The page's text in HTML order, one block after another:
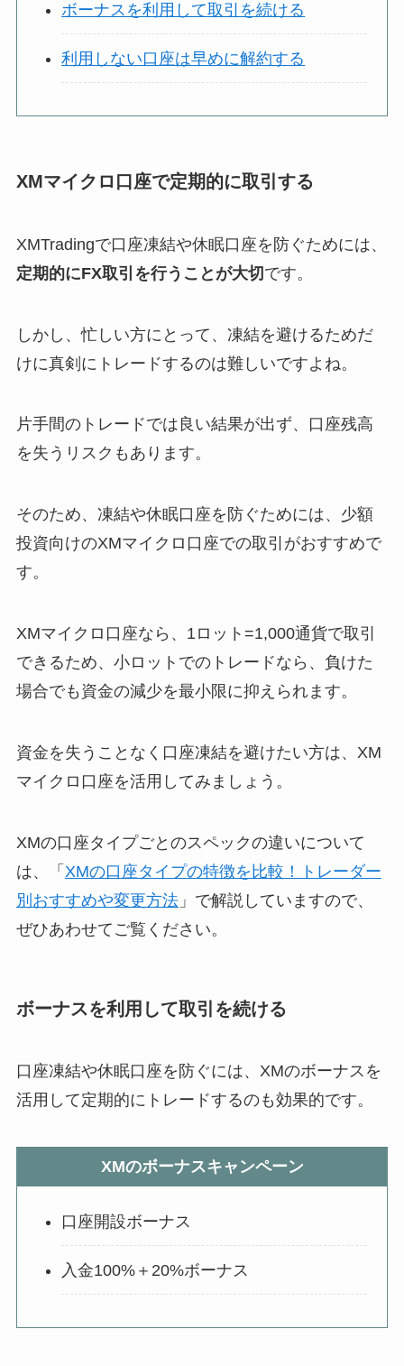
ボーナスを利用して取引を続ける
利用しない口座は早めに解約する
XMマイクロ口座で定期的に取引する
XMTradingで口座凍結や休眠口座を防ぐためには、
定期的にFX取引を行うことが大切です。
しかし、忙しい方にとって、凍結を避けるためだ
けに真剣にトレードするのは難しいですよね。
片手間のトレードでは良い結果が出ず、口座残高
を失うリスクもあります。
そのため、凍結や休眠口座を防ぐためには、少額
投資向けのXMマイクロ口座での取引がおすすめで
す。
XMマイクロ口座なら、1ロット=1,000通貨で取引
できるため、小ロットでのトレードなら、負けた
場合でも資金の減少を最小限に抑えられます。
資金を失うことなく口座凍結を避けたい方は、XM
マイクロ口座を活用してみましょう。
XMの口座タイプごとのスペックの違いについて
は、「 XMの口座タイプの特徴を比較！トレーダー
別おすすめや変更方法」で解説していますので、
ぜひあわせてご覧ください。
ボーナスを利用して取引を続ける
口座凍結や休眠口座を防ぐには、XMのボーナスを
活用して定期的にトレードするのも効果的です。
XMのボーナスキャンペーン
口座開設ボーナス
入金100%＋20%ボーナス